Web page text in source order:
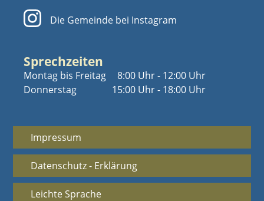
Die Gemeinde bei Instagram
Sprechzeiten
Montag bis Freitag
Donnerstag
8:00 Uhr - 12:00 Uhr
15:00 Uhr - 18:00 Uhr
Impressum
Datenschutz - Erklärung
Leichte Sprache